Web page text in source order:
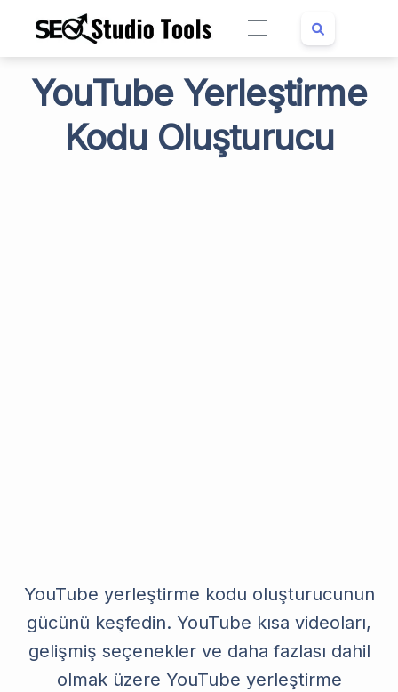
YouTube Yerleştirme
Kodu Oluşturucu
YouTube yerleştirme kodu oluşturucunun
gücünü keşfedin. YouTube kısa videoları,
gelişmiş seçenekler ve daha fazlası dahil
olmak üzere YouTube yerleştirme